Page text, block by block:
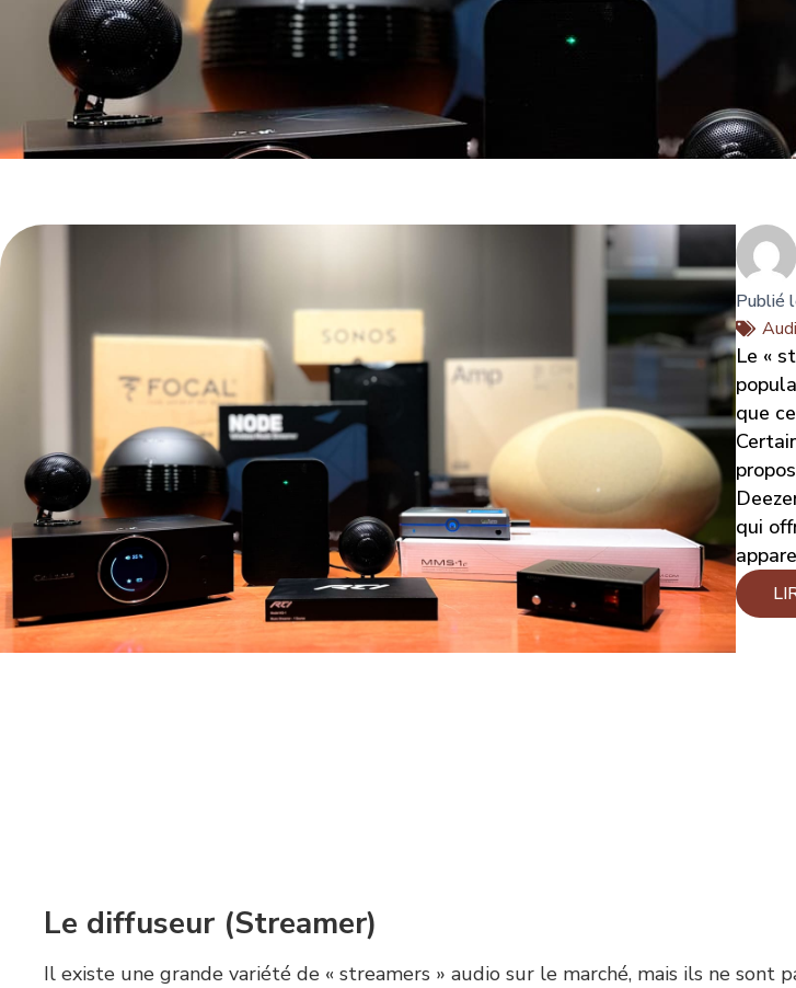
Publié
Le «
que
qui
Le diffuseur (Streamer)
Il existe une grande variété de « streamers » audio sur le marché, mais ils ne sont